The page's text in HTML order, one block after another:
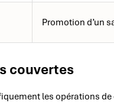
Promotion d’un
couvertes
les opérations